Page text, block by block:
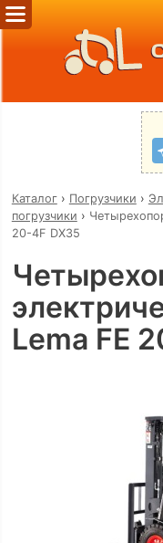
Каталог› Погрузчики ›
погрузчики ›
20-4F DX35
Lema FE